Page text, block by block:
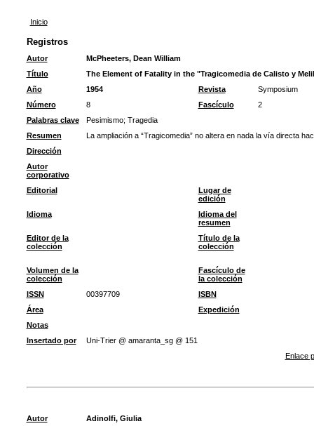
Inicio
Registros
Autor
McPheeters, Dean William
Título
The Element of Fatality in the "Tragicomedia de Calisto y
Año
1954 Revista
Symposium
Número
8 Fascículo
2
Palabras clave
Pesimismo; Tragedia
Resumen
La ampliación a “Tragicomedia” no altera en nada la vía directa
Dirección
Autor
corporativo
Editorial
Lugar de
edición
Idioma
Idioma del
resumen
Editor de la
colección
Título de la
colección
Volumen de la
colección
Fascículo de
la colección
ISSN
00397709
ISBN
Área
Expedición
Notas
Insertado por
Uni-Trier @ amaranta_sg @ 151
Enlace
Autor
Adinolfi, Giulia